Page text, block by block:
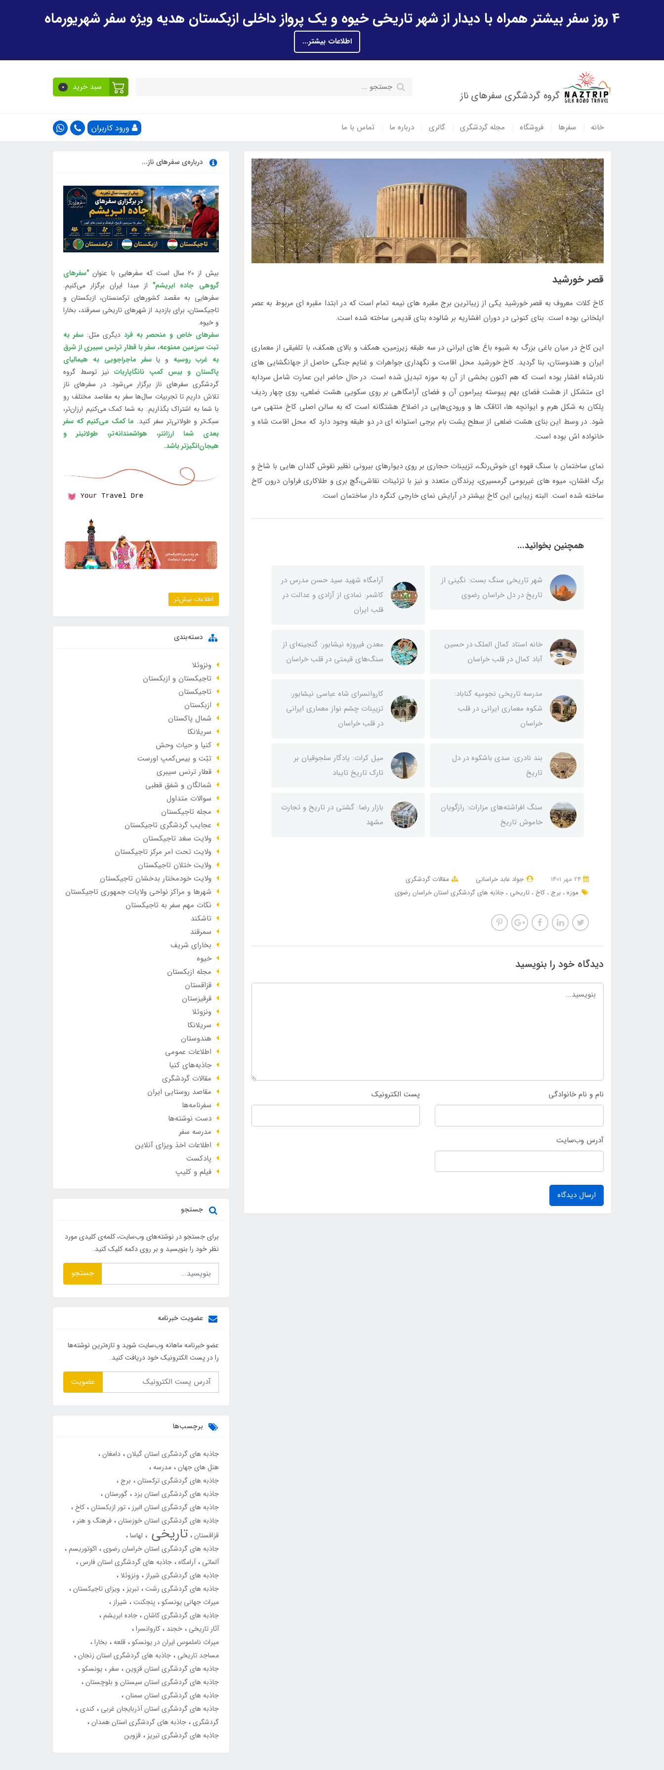
4 روز سفر بیشتر همراه با دیدار از شهر تاریخی خیوه و یک پرواز داخلی ازبکستان هدیه ویژه سفر شهریورماه
اطلاعات بیشتر...
گروه گردشگری سفرهای ناز
سبد خرید 0
خانه سفرها فروشگاه مجله گردشگری گالری درباره ما تماس با ما ورود کاربران
قصر خورشید
کاخ کلات معروف به قصر خورشید یکی از زیباترین برج مقبره های نیمه تمام است که در ابتدا مقبره ای مربوط به عصر
ایلخانی بوده است. بنای کنونی در دوران افشاریه بر شالوده بنای قدیمی ساخته شده است.
این کاخ در میان باغی بزرگ به شیوه باغ‌ های ایرانی در سه طبقه زیرزمین، همکف و بالای همکف، با تلفیقی از معماری
ایران و هندوستان، بنا گردید. کاخ خورشید محل اقامت و نگهداری جواهرات و غنایم جنگی حاصل از جهانگشایی های
نادرشاه افشار بوده است که هم اکنون بخشی از آن به موزه تبدیل شده است. در حال حاضر این عمارت شامل سردابه
ای متشکل از هشت فضای بهم پیوسته پیرامون آن و فضای آرامگاهی بر روی سکویی هشت ضلعی، روی چهار ردیف
پلکان به شکل هرم و ایوانچه ها، اتاقک ها و ورودی‌هایی در اضلاع هشتگانه است که به سالن اصلی کاخ منتهی می
شود. در وسط این بنای هشت ضلعی از سطح پشت بام برجی استوانه ای در دو طبقه وجود دارد که محل اقامت شاه و
خانواده اش بوده است.
نمای ساختمان با سنگ قهوه ا‌ی خوش‌رنگ، تزیینات حجاری بر روی دیوارهای بیرونی نظیر نقوش گلدان هایی با شاخ و
برگ افشان، میوه های غیربومی گرمسیری، پرندگان متعدد و نیز با تزئینات نقاشی،گچ بری و طلاکاری فراوان درون کاخ
ساخته شده است. البته زیبایی این کاخ بیشتر در آرایش نمای خارجی کنگره دار ساختمان است.
همچنین بخوانید...
شهر تاریخی سنگ بست: نگینی از
تاریخ در دل خراسان رضوی
آرامگاه شهید سید حسن مدرس در
کاشمر: نمادی از آزادی و عدالت در
قلب ایران
خانه استاد کمال الملک در حسین
آباد کمال در قلب خراسان
معدن فیروزه نیشابور: گنجینه‌ای از
سنگ‌های قیمتی در قلب خراسان
مدرسه تاریخی نجومیه گناباد:
شکوه معماری ایرانی در قلب
خراسان
کاروانسرای شاه عباسی نیشابور:
تزیینات چشم نواز معماری ایرانی
در قلب خراسان
بند نادری: سدی باشکوه در دل
تاریخ
میل کرات: یادگار سلجوقیان بر
تارک تاریخ تایباد
سنگ افراشته‌های مزارات: رازگویان
خاموش تاریخ
بازار رضا: گشتی در تاریخ و تجارت
مشهد
جواد عابد خراسانی
مقالات گردشگری
موزه برج کاخ تاریخی جاذبه های گردشگری استان خراسان رضوی
دیدگاه خود را بنویسید
نام و نام خانوادگی پست الکترونیک
آدرس وب‌سایت
ارسال دیدگاه
درباره‌ی سفرهای ناز...
بیش از 20 سال است که سفرهایی با عنوان
"سفرهای
گروهی جاده ابریشم" از مبدا ایران برگزار می‌کنیم.
سفرهایی به مقصد کشورهای ترکمنستان، ازبکستان و
تاجیکستان، برای بازدید از شهرهای تاریخی سمرقند، بخارا
و خیوه.
سفرهای خاص و منحصر به فرددیگری مثل:سفر به
تبت سرزمین ممنوعه، سفر با قطار ترنس سیبری از شرق
به غرب روسیه و یاسفر ماجراجویی به هیمالیای
پاکستان و بیس کمپ نانگاپاربات نیز توسط گروه
گردشگری سفرهای ناز برگزار می‌شود. در سفرهای ناز
تلاش داریم تا تجربیات سال‌ها سفر به مقاصد مختلف رو
با شما به اشتراک بگذاریم. به شما کمک می‌کنیم ارزان‌تر،
سبک‌تر و طولانی‌تر سفر کنید. ما کمک می‌کنیم که سفر
بعدی شما ارزانتر، هواشمندانه‌تر، طولانی‎تر و
هیجان‌انگیزتر باشد.
اطلاعات بیش‌تر
دسته‌بندی
ونزوئلا
تاجیکستان و ازبکستان
تاجیکستان
ازبکستان
شمال پاکستان
سریلانکا
کنیا و حیات وحش
تبّت و بیس‌کمپ اورست
قطار ترنس سیبری
شمالگان و شفق قطبی
سوالات متداول
مجله تاجیکستان
عجایب گردشگری تاجیکستان
ولایت سغد تاجیکستان
ولایت تحت امر مرکز تاجیکستان
ولایت ختلان تاجیکستان
ولایت خودمختار بدخشان تاجیکستان
شهرها و مراکز نواحی ولایات جمهوری تاجیکستان
نکات مهم سفر به تاجیکستان
تاشکند
سمرقند
بخارای شریف
خیوه
مجله ازبکستان
قزاقستان
قرقیزستان
ونزوئلا
سریلانکا
هندوستان
اطلاعات عمومی
جاذبه‌های کنیا
مقالات گردشگری
مقاصد روستایی ایران
سفرنامه‌ها
دست نوشته‌ها
مدرسه سفر
اطلاعات اخذ ویزای آنلاین
پادکست
فیلم و کلیپ
جستجو
برای جستجو در نوشته‌های وب‌سایت، کلمه‌ی کلیدی مورد
نظر خود را بنویسید و بر روی دکمه کلیک کنید.
جستجو
عضویت خبرنامه
عضو خبرنامه ماهانه وب‌سایت شوید و تازه‌ترین نوشته‌ها
را در پست الکترونیک خود دریافت کنید.
عضویت
برچسب‌ها
جاذبه های گردشگری استان گیلان دامغان
هتل های جهان مدرسه
جاذبه های گردشگری ترکستان برج
جاذبه های گردشگری استان یزد گورستان
جاذبه های گردشگری استان البرز تور ازبکستان کاخ
جاذبه های گردشگری استان خوزستان فرهنگ و هنر
قزاقستان تاریخی لهاسا
جاذبه های گردشگری استان خراسان رضوی اکوتوریسم
آلماتی آرامگاه جاذبه های گردشگری استان فارس
جاذبه های گردشگری شیراز ونزوئلا
جاذبه های گردشگری رشت تبریز ویزای تاجیکستان
میراث جهانی یونسکو پنجکنت شیراز
جاذبه های گردشگری کاشان جاده ابریشم
آثار تاریخی خجند کاروانسرا
میراث ناملموس ایران در یونسکو قلعه بخارا
مساجد تاریخی جاذبه های گردشگری استان زنجان
جاذبه های گردشگری استان قزوین سفر یونسکو
جاذبه های گردشگری استان سیستان و بلوچستان
جاذبه های گردشگری استان سمنان
جاذبه های گردشگری استان آذربایجان غربی کندی
گردشگری جاذبه های گردشگری استان همدان
جاذبه های گردشگری تبریز قزوین